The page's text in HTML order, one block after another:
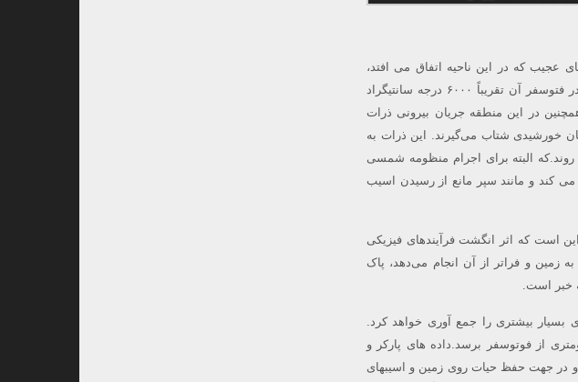
عجیب که در این ناحیه اتفاق می افتد،
هستند.به عنوان مثال افزایش دمای شدید از سطح تا تاج !دمای خورشید در فتوسفر آن تقریباً ۶۰۰۰ درجه سانتیگراد
در این منطقه جریان بیرونی ذرات
خورشیدی شتاب می‌گیرند. این ذرات به
البته برای اجرام منظومه شمسی
کند و مانند سپر مانع از رسیدن اسیب
است که اثر انگشت فرآیندهای فیزیکی
زمین و فراتر از آن انجام می‌دهد، پاک
خبر است.
بسیار بیشتری را جمع آوری خواهد کرد.
باید در سال ۲۰۲۵ به فاصله ی ۷ میلیون کیلومتری از فوتوسفر برسد.داده های پارکر و
و در جهت حفظ حیات روی زمین و اسیبهای